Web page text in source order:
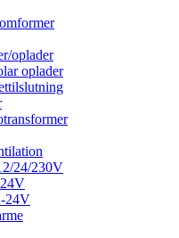
oplader
oplader
24/230V
24V